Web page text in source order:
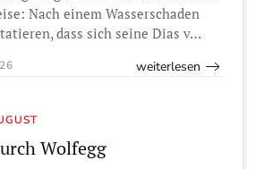
Nach einem Wasserschaden
dass sich seine Dias v…
weiterlesen
Wolfegg